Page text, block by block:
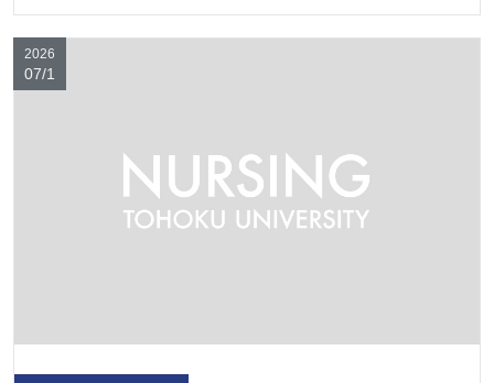
2026
07/1